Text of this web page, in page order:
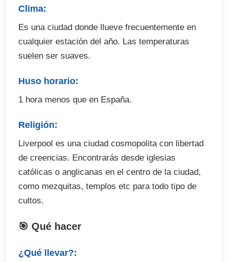
Clima:
Es una ciudad donde llueve frecuentemente en
cualquier estación del año. Las temperaturas
suelen ser suaves.
Huso horario:
1 hora menos que en España.
Religión:
Liverpool es una ciudad cosmopolita con libertad
de creencias. Encontrarás desde iglesias
católicas o anglicanas en el centro de la ciudad,
como mezquitas, templos etc para todo tipo de
cultos.
🎯 Qué hacer
¿Qué llevar?: